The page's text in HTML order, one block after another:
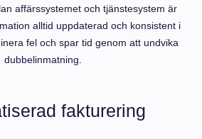
affärssystemet och tjänstesystem är
alltid uppdaterad och konsistent i
fel och spar tid genom att undvika
dubbelinmatning.
fakturering